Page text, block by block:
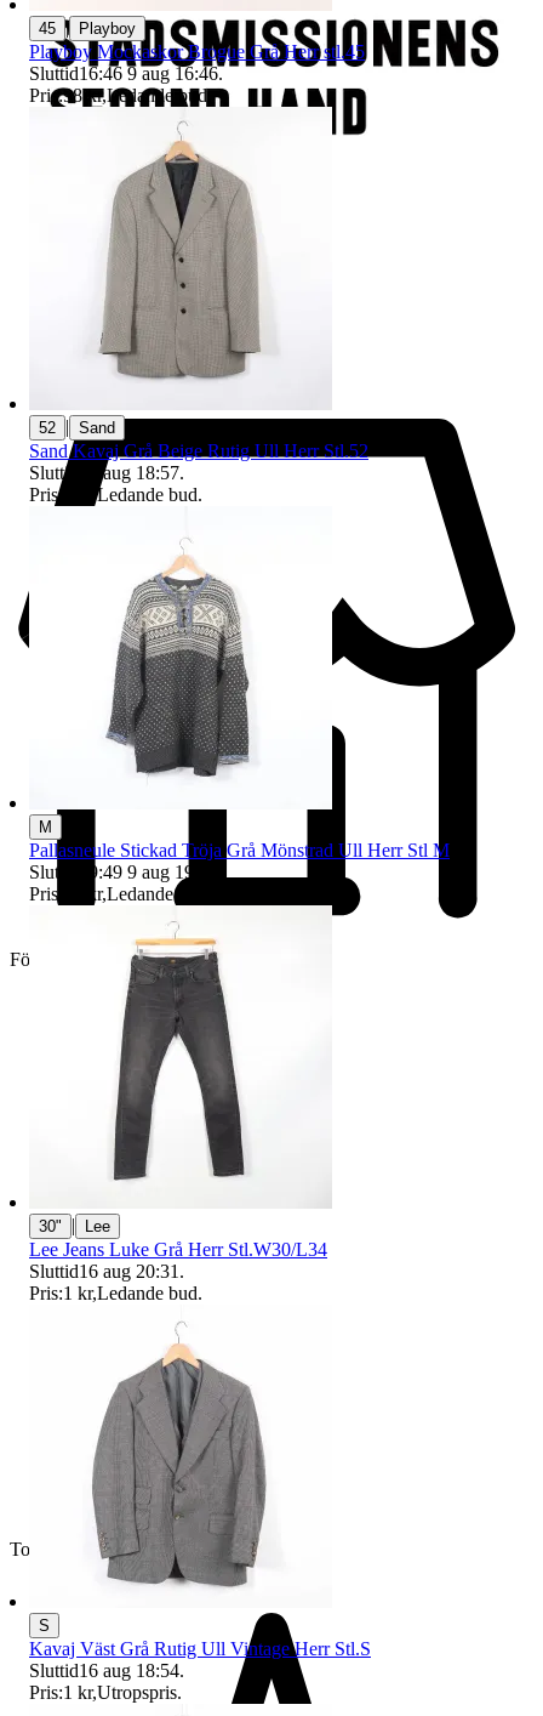
Företag
Toppsäljare
45 | Playboy
Playboy Mockaskor Brogue Grå Herr stl.45
Sluttid16:46 9 aug 16:46.
Pris:98 kr,Ledande bud.
52 | Sand
Sand Kavaj Grå Beige Rutig Ull Herr Stl.52
Sluttid
16 aug 18:57.
Pris:
,Ledande bud.
M
Pallasneule Stickad Tröja Grå Mönstrad Ull Herr Stl M
Sluttid
19:49 9 aug 19:49
Pris:
25 kr,Ledande bud
30" | Lee
Lee Jeans Luke Grå Herr Stl.W30/L34
Sluttid16 aug 20:31 .
Pris:1 kr,Ledande bud.
S
Kavaj Väst Grå Rutig Ull Vintage Herr Stl.S
Sluttid16 aug 18:54.
Pris:1 kr,Utropspris.